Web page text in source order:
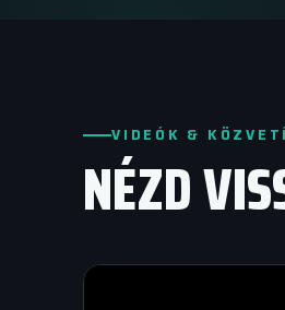
VIDEÓK &
NÉZD